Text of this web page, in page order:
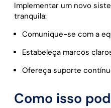
Implementar um novo
tranquila:
Comunique-se com a
Estabeleça marcos
Ofereça suporte
Como isso